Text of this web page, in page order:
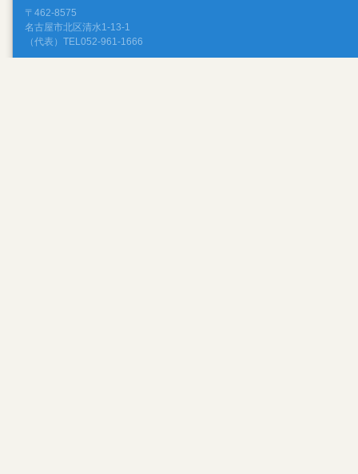
〒462-8575
名古屋市北区清水1-13-1
（代表）TEL052-961-1666